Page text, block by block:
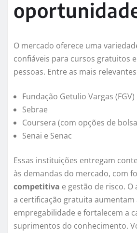
O mercado oferece uma
confiáveis para cursos gratuitos
pessoas. Entre as mais
Fundação Getulio Vargas (FGV)
Sebrae
Coursera (com opções de
Senai e Senac
Essas instituições entregam
às demandas do mercado, com
competitiva e gestão de risco. O
a certificação gratuita aumentam
empregabilidade e fortalecem a
suprimentos do conhecimento.